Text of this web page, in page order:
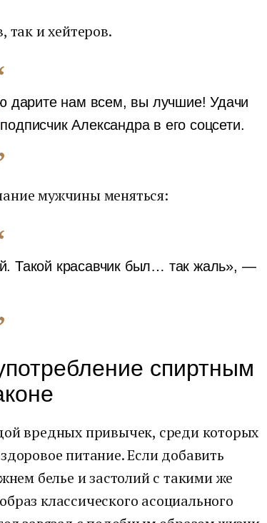
так и хейтеров.
дарите нам всем, вы лучшие! Удачи
Александра в его соцсети.
мужчины меняться:
Такой красавчик был… так жаль», —
спиртным
вредных привычек, среди которых
питание. Если добавить
белье и застолий с такими же
классического асоциального